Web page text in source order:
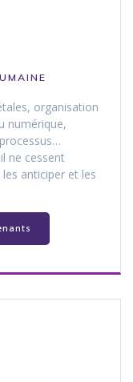
organisation
numérique,
ne cessent
anticiper et les